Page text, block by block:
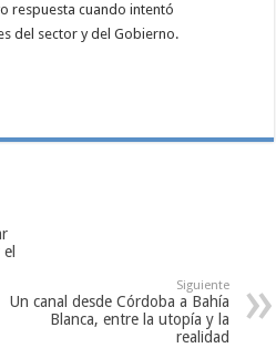
respuesta cuando intentó
del sector y del Gobierno.
Siguiente
Un canal desde Córdoba a Bahía
Blanca, entre la utopía y la
realidad